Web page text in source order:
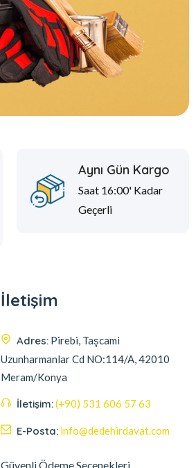
Aynı Gün Kargo
Saat 16:00' Kadar
Geçerli
İletişim
Adres: Pirebi, Taşcami
Uzunharmanlar Cd NO:114/A, 42010
Meram/Konya
İletişim:(+90) 531 606 57 63
E-Posta: info@dedehirdavat.com
Güvenli Ödeme Seçenekleri